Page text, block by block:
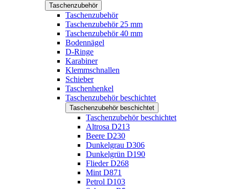
Taschenzubehör
Taschenzubehör
Taschenzubehör 25 mm
Taschenzubehör 40 mm
Bodennägel
D-Ringe
Karabiner
Klemmschnallen
Schieber
Taschenhenkel
Taschenzubehör beschichtet
Taschenzubehör beschichtet
Taschenzubehör beschichtet
Altrosa D213
Beere D230
Dunkelgrau D306
Dunkelgrün D190
Flieder D268
Mint D871
Petrol D103